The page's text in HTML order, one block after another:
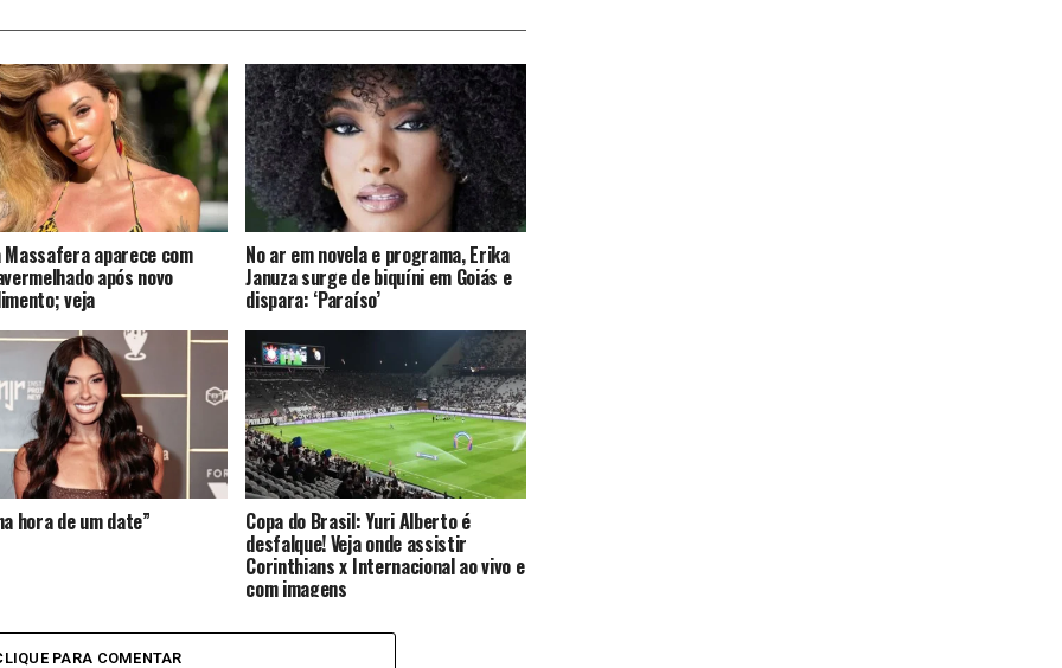
Massafera aparece com
após novo
veja
No ar em novela e programa, Erika
Januza surge de biquíni em Goiás e
dispara: ‘Paraíso’
hora de um date” Copa do Brasil: Yuri Alberto é
desfalque! Veja onde assistir
Corinthians x Internacional ao vivo e
com imagens
PARA COMENTAR